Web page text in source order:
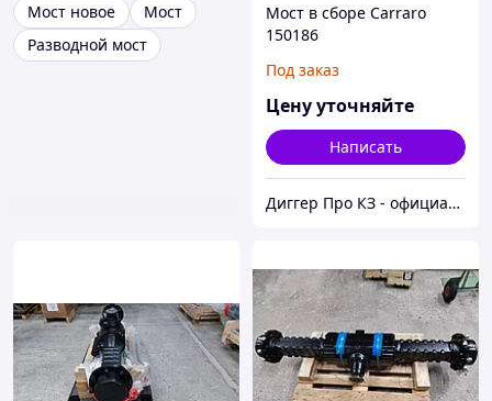
Мост новое
Мост
Разводной мост
Мост в сборе Сarraro
150186
Под заказ
Цену уточняйте
Написать
Диггер Про КЗ - официальный представитель CARRARO и DANA SPICER